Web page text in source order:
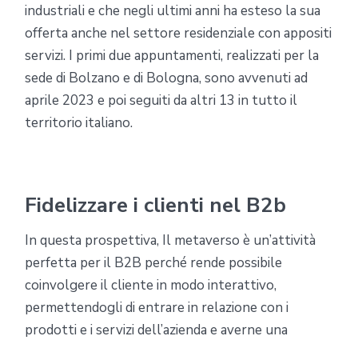
industriali e che negli ultimi anni ha esteso la sua
offerta anche nel settore residenziale con appositi
servizi. I primi due appuntamenti, realizzati per la
sede di Bolzano e di Bologna, sono avvenuti ad
aprile 2023 e poi seguiti da altri 13 in tutto il
territorio italiano.
Fidelizzare i clienti nel B2b
In questa prospettiva, Il metaverso è un’attività
perfetta per il B2B perché rende possibile
coinvolgere il cliente in modo interattivo,
permettendogli di entrare in relazione con i
prodotti e i servizi dell’azienda e averne una